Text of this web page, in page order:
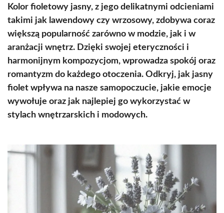
Kolor fioletowy jasny, z jego delikatnymi odcieniami
takimi jak lawendowy czy wrzosowy, zdobywa coraz
większą popularność zarówno w modzie, jak i w
aranżacji wnętrz. Dzięki swojej eteryczności i
harmonijnym kompozycjom, wprowadza spokój oraz
romantyzm do każdego otoczenia. Odkryj, jak jasny
fiolet wpływa na nasze samopoczucie, jakie emocje
wywołuje oraz jak najlepiej go wykorzystać w
stylach wnętrzarskich i modowych.